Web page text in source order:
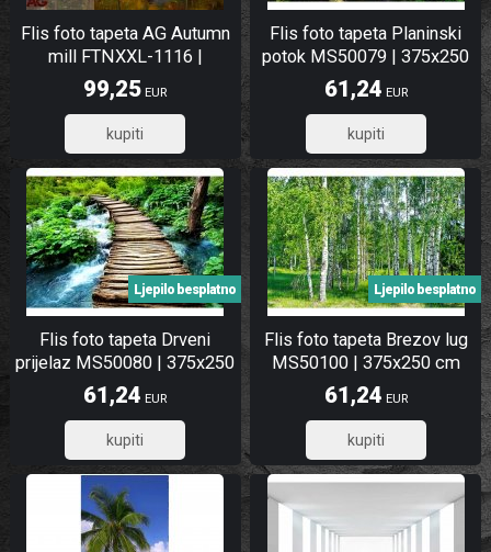
Flis foto tapeta AG Autumn
mill FTNXXL-1116 |
360x270 cm
99,25 EUR
79,40
Flis foto tapeta Planinski
potok MS50079 | 375x250
cm
61,24 EUR
48,99
Flis foto tapeta Drveni
prijelaz MS50080 | 375x250
cm
Ljepilo besplatno
61,24 EUR
48,99
Flis foto tapeta Brezov lug
MS50100 | 375x250 cm
Ljepilo besplatno
61,24 EUR
48,99